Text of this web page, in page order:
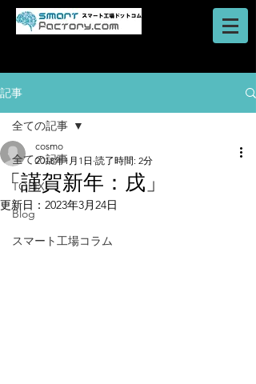
記事
全ての記事
TOPIX
Blog
スマート工場コラム
全ての記事
「謹賀新年：戌」
cosmo
2018年1月1日 読了時間: 2分
更新日： 2023年3月24日